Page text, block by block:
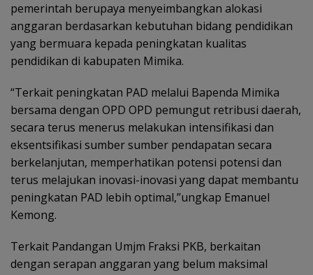
pemerintah berupaya menyeimbangkan alokasi
anggaran berdasarkan kebutuhan bidang pendidikan
yang bermuara kepada peningkatan kualitas
pendidikan di kabupaten Mimika.
“Terkait peningkatan PAD melalui Bapenda Mimika
bersama dengan OPD OPD pemungut retribusi daerah,
secara terus menerus melakukan intensifikasi dan
eksentsifikasi sumber sumber pendapatan secara
berkelanjutan, memperhatikan potensi potensi dan
terus melajukan inovasi-inovasi yang dapat membantu
peningkatan PAD lebih optimal,”ungkap Emanuel
Kemong.
Terkait Pandangan Umjm Fraksi PKB, berkaitan
dengan serapan anggaran yang belum maksimal